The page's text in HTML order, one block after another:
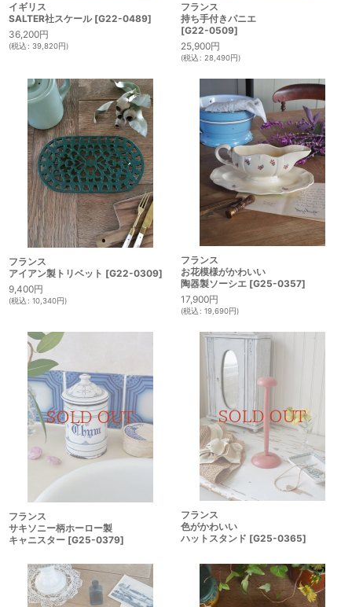
イギリス
SALTER社スケール [G22-0489]
36,200円
(税込: 39,820円)
フランス
持ち手付きパニエ
[G22-0509]
25,900円
(税込: 28,490円)
フランス
アイアン製トリベット [G22-0309]
9,400円
(税込: 10,340円)
フランス
お花模様がかわいい
陶器製ソーシエ [G25-0357]
17,900円
(税込: 19,690円)
フランス
サキソニー柄ホーロー製
キャニスター [G25-0379]
フランス
色がかわいい
ハットスタンド [G25-0365]